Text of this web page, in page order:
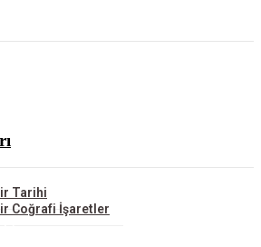
Tarihi
Coğrafi İşaretler